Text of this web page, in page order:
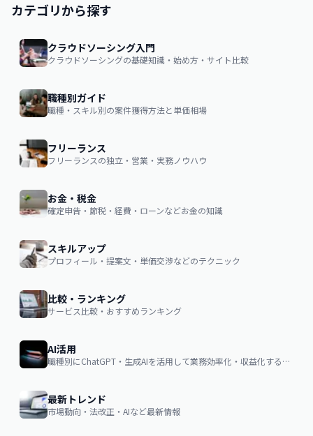
カテゴリから探す
クラウドソーシング入門
クラウドソーシングの基礎知識・始め方・サイト比較
職種別ガイド
職種・スキル別の案件獲得方法と単価相場
フリーランス
フリーランスの独立・営業・実務ノウハウ
お金・税金
確定申告・節税・経費・ローンなどお金の知識
スキルアップ
プロフィール・提案文・単価交渉などのテクニック
比較・ランキング
サービス比較・おすすめランキング
AI活用
職種別にChatGPT・生成AIを活用して業務効率化・収益化するノウハウ
最新トレンド
市場動向・法改正・AIなど最新情報